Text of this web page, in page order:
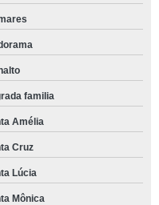
familia
Amélia
Cruz
Lúcia
Mônica